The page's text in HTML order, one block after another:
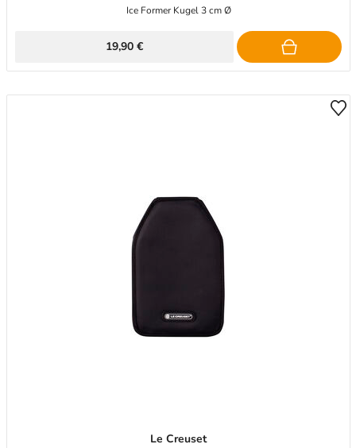
Ice Former Kugel 3 cm Ø
19,90 €
Le Creuset